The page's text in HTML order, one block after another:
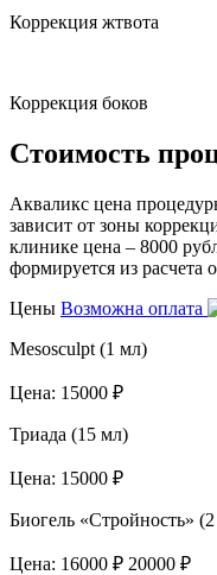
Коррекция жтвота
Коррекция боков
Cтоимость
Акваликс цена
зависит от зоны
клинике цена – 8000
формируется из расчета
Цены Возможна оплата
Меsosculpt (1 мл)
Цена: 15000 ₽
Триада (15 мл)
Цена: 15000 ₽
Биогель «Стройность»
Цена: 16000 ₽ 20000 ₽